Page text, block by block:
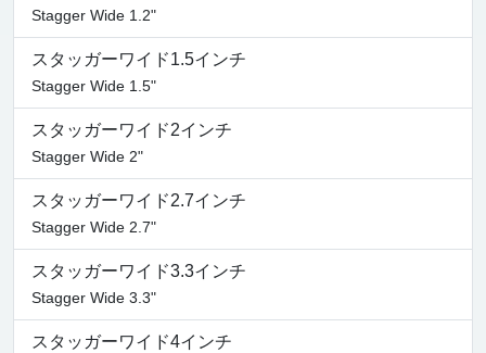
Stagger Wide 1.2"
スタッガーワイド1.5インチ
Stagger Wide 1.5"
スタッガーワイド2インチ
Stagger Wide 2"
スタッガーワイド2.7インチ
Stagger Wide 2.7"
スタッガーワイド3.3インチ
Stagger Wide 3.3"
スタッガーワイド4インチ